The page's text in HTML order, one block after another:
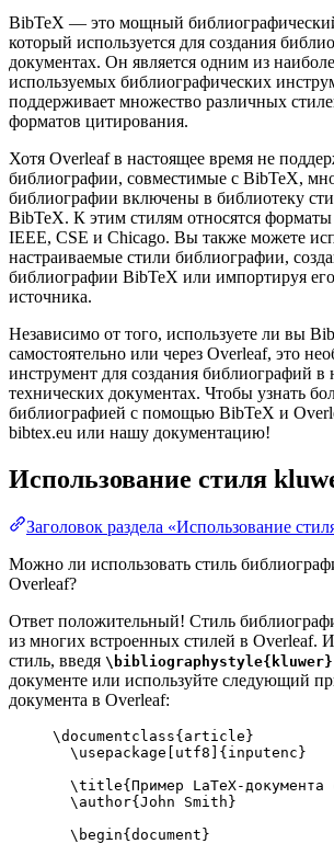
BibTeX — это мощный
который используется для создания
документах. Он является одним из
используемых библиографических
поддерживает множество различных
форматов цитирования.
Хотя Overleaf в настоящее время не
библиографии, совместимые с BibTeX,
библиографии включены в библиотеку
BibTeX. К этим стилям относятся
IEEE, CSE и Chicago. Вы также можете
настраиваемые стили библиографии,
библиографии BibTeX или импортируя
источника.
Независимо от того, используете ли вы
самостоятельно или через Overleaf, это
инструмент для создания библиографий в
технических документах. Чтобы узнать
библиографией с помощью BibTeX и
bibtex.eu или нашу документацию!
Использование стиля
Заголовок раздела «Использование
Можно ли использовать стиль
Overleaf?
Ответ положительный! Стиль
из многих встроенных стилей в Overleaf.
стиль, введя \bibliographystyle{kluwer}
документе или используйте следующий
документа в Overleaf:
\documentclass{ article }
\usepackage
utf8 ]{ inputenc }
\title{Пример LaTeX-
\author{John Smith}
\begin{ document }